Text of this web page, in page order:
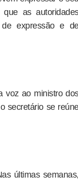
que as
expressão e
voz ao ministro
secretário se
últimas semanas,